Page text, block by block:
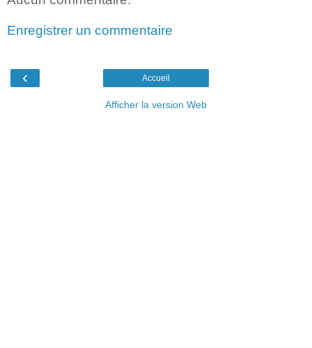
Enregistrer un commentaire
‹ Accueil
Afficher la version Web